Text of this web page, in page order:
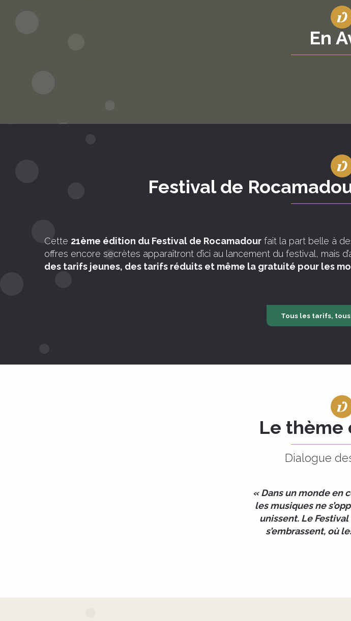
En
Festival de
Cette 21ème édition du Festival de Rocamadour fait la part belle à
offres encore secrètes apparaîtront d’ici au lancement du festival, mais
des tarifs jeunes, des tarifs réduits et même la gratuité pour les
Tous les tarifs,
Le thème
Dialogue
« Dans un monde en
les musiques ne
unissent. Le
s’embrassent, où